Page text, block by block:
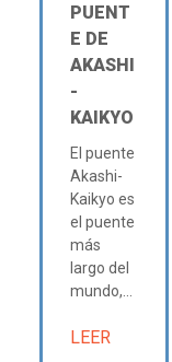
PUENT
E DE
AKASHI
-
KAIKYO
El puente
Akashi-
Kaikyo es
el puente
más
largo del
mundo,...
LEER